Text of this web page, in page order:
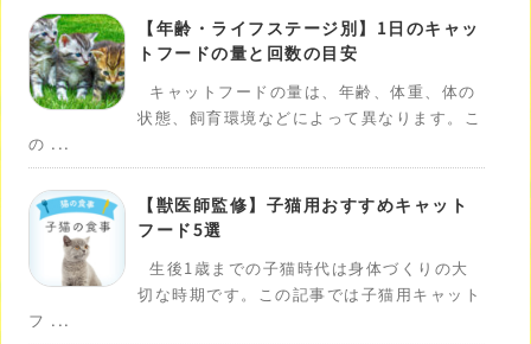
【年齢・ライフステージ別】1日のキャッ
トフードの量と回数の目安
キャットフードの量は、年齢、体重、体の
状態、飼育環境などによって異なります。こ
の ...
【獣医師監修】子猫用おすすめキャット
フード5選
生後1歳までの子猫時代は身体づくりの大
切な時期です。この記事では子猫用キャット
フ ...